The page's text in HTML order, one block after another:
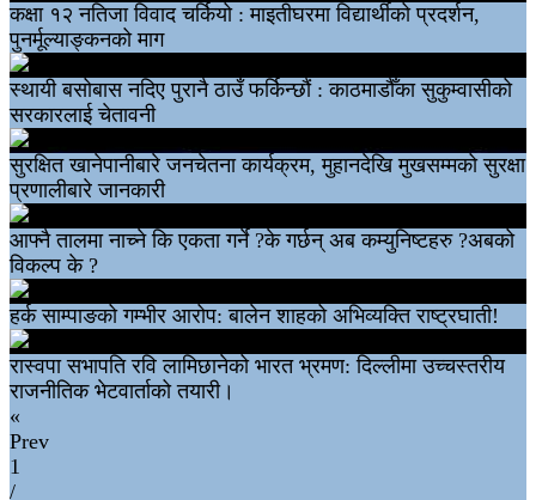
कक्षा १२ नतिजा विवाद चर्कियो : माइतीघरमा विद्यार्थीको प्रदर्शन,
पुनर्मूल्याङ्कनको माग
स्थायी बसोबास नदिए पुरानै ठाउँ फर्किन्छौं : काठमाडौँका सुकुम्वासीको
सरकारलाई चेतावनी
सुरक्षित खानेपानीबारे जनचेतना कार्यक्रम, मुहानदेखि मुखसम्मको सुरक्षा
प्रणालीबारे जानकारी
आफ्नै तालमा नाच्ने कि एकता गर्ने ?के गर्छन् अब कम्युनिष्टहरु ?अबको
विकल्प के ?
हर्क साम्पाङको गम्भीर आरोप: बालेन शाहको अभिव्यक्ति राष्ट्रघाती!
रास्वपा सभापति रवि लामिछानेको भारत भ्रमण: दिल्लीमा उच्चस्तरीय
राजनीतिक भेटवार्ताको तयारी।
«
Prev
1
/